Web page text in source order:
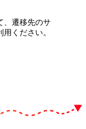
、遷移先のサ
ください。